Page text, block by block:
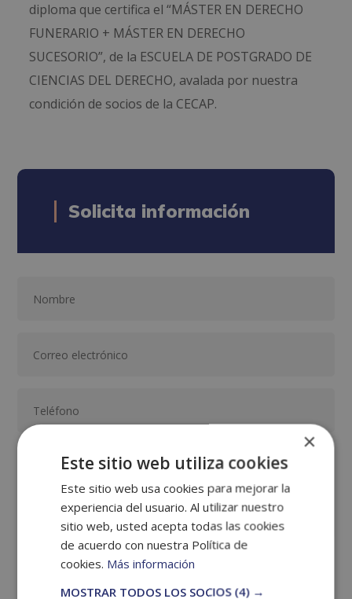
diploma que certifica el “MÁSTER EN DERECHO
FUNERARIO + MÁSTER EN DERECHO
SUCESORIO”, de la ESCUELA DE POSTGRADO DE
CIENCIAS DEL DERECHO, avalada por nuestra
condición de socios de la CECAP.
Solicita información
GRUPO TARRACO DE ESCUELAS DE FORMACIÓN DE POSTGRADO, S.L., CIF:
Pineda, Tarragona.
Finalidad del Tratamiento: Tratamos la información que nos facilita con el
×
Este sitio web utiliza cookies
Este sitio web usa cookies para mejorar la
experiencia del usuario. Al utilizar nuestro
sitio web, usted acepta todas las cookies
de acuerdo con nuestra Política de
cookies. Más información
MOSTRAR TODOS LOS SOCIOS (4) →